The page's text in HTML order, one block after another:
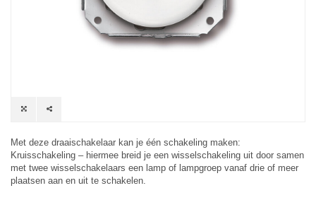
Met deze draaischakelaar kan je één schakeling maken:
Kruisschakeling – hiermee breid je een wisselschakeling uit door samen
met twee wisselschakelaars een lamp of lampgroep vanaf drie of meer
plaatsen aan en uit te schakelen.